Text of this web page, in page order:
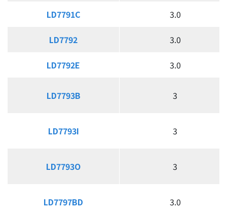
LD7791C 3.0
LD7792 3.0
LD7792E 3.0
LD7793B 3
LD7793I 3
LD7793O 3
LD7797BD 3.0
LD7791C
LD7792
LD7792E
LD7793B
LD7793I
LD7793O
LD7797BD